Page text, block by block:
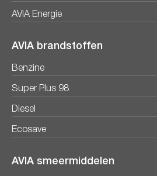
AVIA Energie
AVIA brandstoffen
Benzine
Super Plus 98
Diesel
Ecosave
AVIA smeermiddelen